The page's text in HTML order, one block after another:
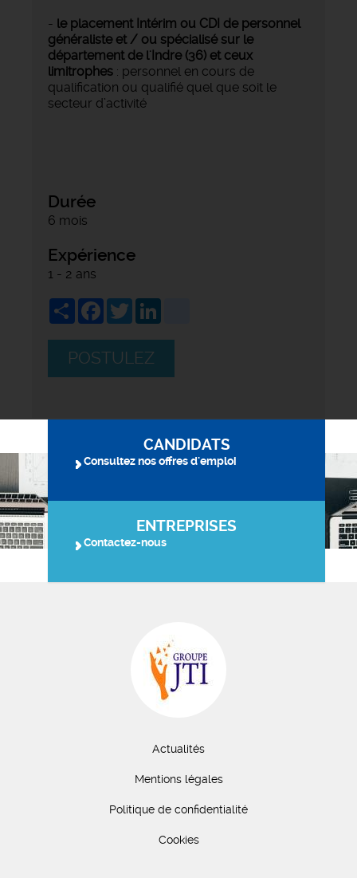
- le placement Intérim ou CDI de personnel
généraliste et / ou spécialisé sur le
département de l'Indre (36) et ceux
limitrophes : personnel en cours de
qualification ou qualifié quel que soit le
secteur d’activité
Durée
6 mois
Expérience
1 - 2 ans
ShareFacebook
Twitter
POSTULEZ
CANDIDATS
Consultez nos offres d'emploi
ENTREPRISES
Contactez-nous
Actualités
Mentions légales
Politique de confidentialité
Cookies